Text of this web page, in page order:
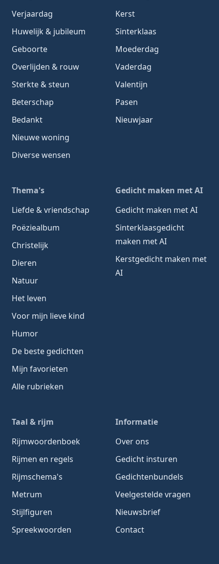
Verjaardag
Huwelijk & jubileum
Geboorte
Overlijden & rouw
Sterkte & steun
Beterschap
Bedankt
Nieuwe woning
Diverse wensen
Kerst
Sinterklaas
Moederdag
Vaderdag
Valentijn
Pasen
Nieuwjaar
Thema's
Liefde & vriendschap
Poëziealbum
Christelijk
Dieren
Natuur
Het leven
Voor mijn lieve kind
Humor
De beste gedichten
Mijn favorieten
Alle rubrieken
Gedicht maken met AI
Gedicht maken met AI
Sinterklaasgedicht
maken met AI
Kerstgedicht maken met
AI
Taal & rijm
Rijmwoordenboek
Rijmen en regels
Rijmschema's
Metrum
Stijlfiguren
Spreekwoorden
Informatie
Over ons
Gedicht insturen
Gedichtenbundels
Veelgestelde vragen
Nieuwsbrief
Contact